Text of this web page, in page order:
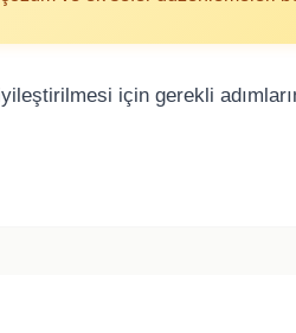
için gerekli